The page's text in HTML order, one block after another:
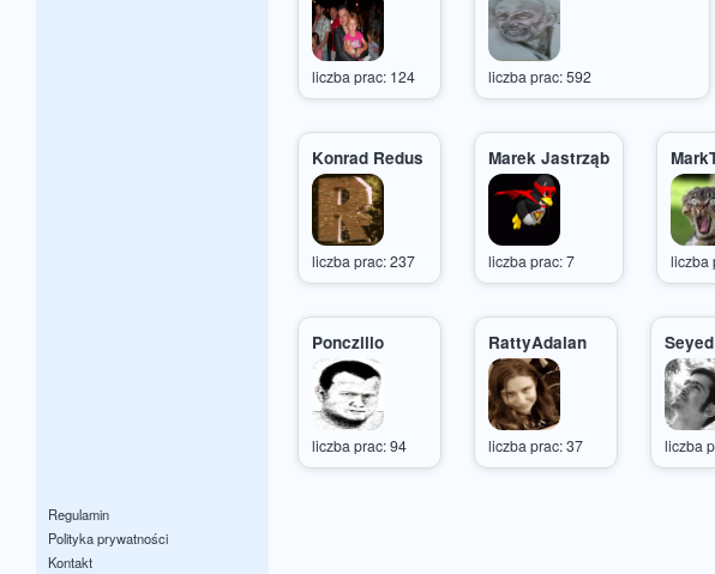
Regulamin
Polityka prywatności
Kontakt
liczba prac: 124 liczba prac: 592
Konrad Redus
liczba prac: 237
Marek Jastrząb
liczba prac: 7 liczba
Ponczillo
liczba prac: 94
RattyAdalan
liczba prac: 37 liczba